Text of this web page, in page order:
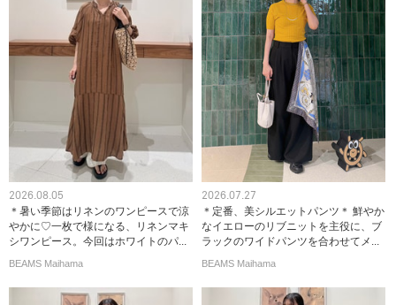
2026.08.05
＊暑い季節はリネンのワンピースで涼
やかに♡一枚で様になる、リネンマキ
シワンピース。今回はホワイトのパ...
BEAMS Maihama
2026.07.27
＊定番、美シルエットパンツ＊ 鮮やか
なイエローのリブニットを主役に、ブ
ラックのワイドパンツを合わせてメ...
BEAMS Maihama